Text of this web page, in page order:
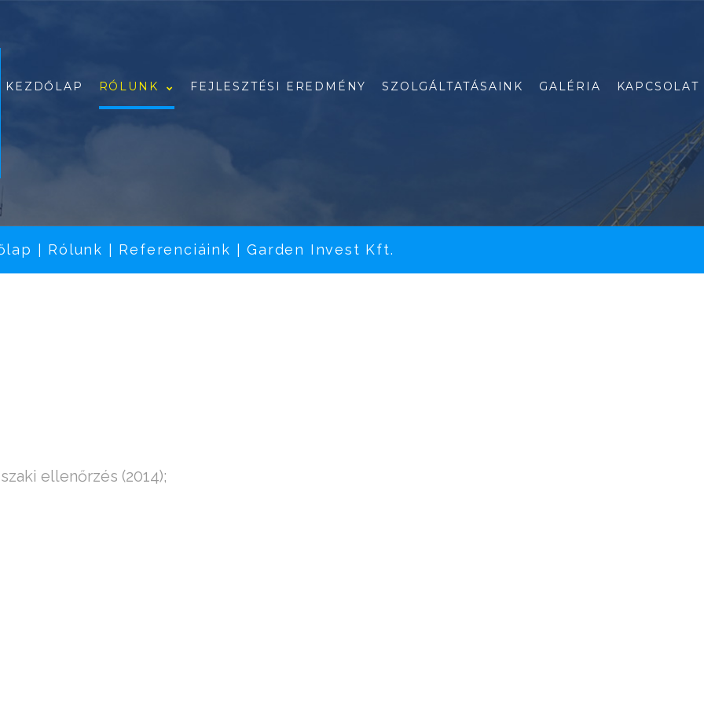
KEZDŐLAP RÓLUNK
Pályázataink
FEJLESZTÉSI EREDMÉNY SZOLGÁLTATÁSAINK GALÉRIA KAPCSOLAT
Rólunk Referenciáink |Garden Invest Kft.
ellenőrzés (2014);